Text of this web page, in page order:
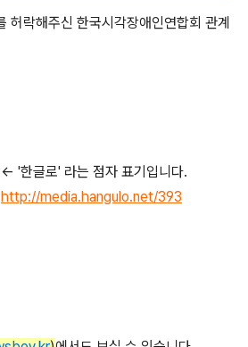
허락해주신 한국시각장애인연합회 관계
← '한글로' 라는 점자 표기입니다.
http://media.hangulo.net/393